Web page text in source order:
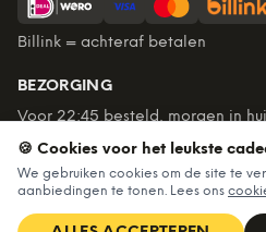
Billink = achteraf betalen
BEZORGING
Voor 22:45 besteld, morgen in
€60. Tot 365 dagen retourneren.
★ 4,7/5 uit 6.234beoordelingen
🍪 Cookies voor het leukste
We gebruiken cookies om de site te
aanbiedingen te tonen. Lees ons